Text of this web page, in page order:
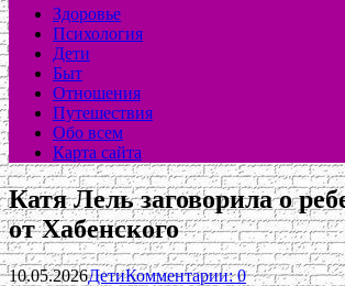
Здоровье
Психология
Дети
Быт
Отношения
Путешествия
Обо всем
Карта сайта
Катя Лель заговорила о
от Хабенского
10.05.2026ДетиКомментарии: 0